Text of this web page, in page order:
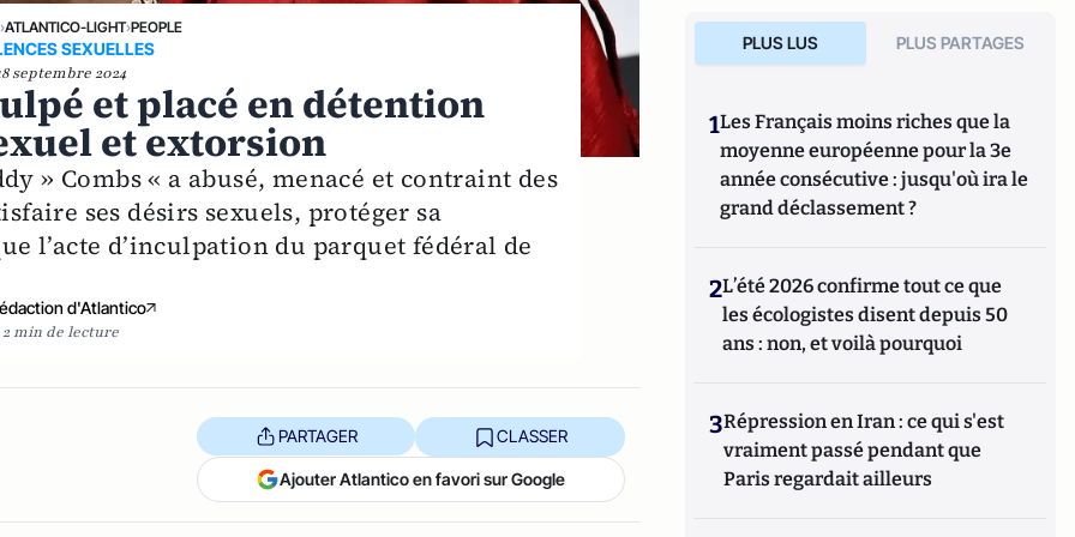
›ATLANTICO-LIGHT›PEOPLE
SEXUELLES
septembre 2024
et placé en détention
et extorsion
» Combs « a abusé, menacé et contraint des
ses désirs sexuels, protéger sa
l’acte d’inculpation du parquet fédéral de
d'Atlantico
2 min de lecture
PARTAGER CLASSER
Ajouter Atlantico en favori sur Google
PLUS LUS PLUS PARTAGES
1Les Français moins riches que la
moyenne européenne pour la 3e
année consécutive : jusqu'où ira le
grand déclassement ?
2L’été 2026 confirme tout ce que
les écologistes disent depuis 50
ans : non, et voilà pourquoi
3Répression en Iran : ce qui s'est
vraiment passé pendant que
Paris regardait ailleurs